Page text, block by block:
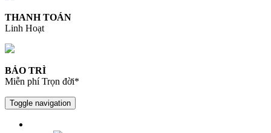
THANH TOÁN
Linh Hoạt
BẢO TRÌ
Miễn phí Trọn đời*
Toggle navigation